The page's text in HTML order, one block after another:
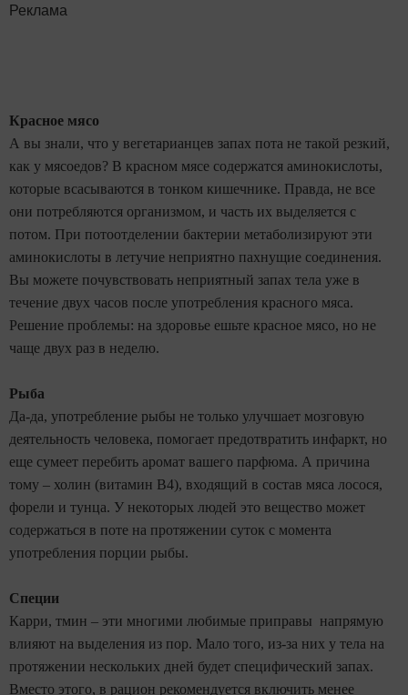
Реклама
Красное мясо
А вы знали, что у вегетарианцев запах пота не такой резкий,
как у мясоедов? В красном мясе содержатся аминокислоты,
которые всасываются в тонком кишечнике. Правда, не все
они потребляются организмом, и часть их выделяется с
потом. При потоотделении бактерии метаболизируют эти
аминокислоты в летучие неприятно пахнущие соединения.
Вы можете почувствовать неприятный запах тела уже в
течение двух часов после употребления красного мяса.
Решение проблемы: на здоровье ешьте красное мясо, но не
чаще двух раз в неделю.
Рыба
Да-да, употребление рыбы не только улучшает мозговую
деятельность человека, помогает предотвратить инфаркт, но
еще сумеет перебить аромат вашего парфюма. А причина
тому – холин (витамин В4), входящий в состав мяса лосося,
форели и тунца. У некоторых людей это вещество может
содержаться в поте на протяжении суток с момента
употребления порции рыбы.
Специи
Карри, тмин – эти многими любимые приправы напрямую
влияют на выделения из пор. Мало того, из-за них у тела на
протяжении нескольких дней будет специфический запах.
Вместо этого, в рацион рекомендуется включить менее